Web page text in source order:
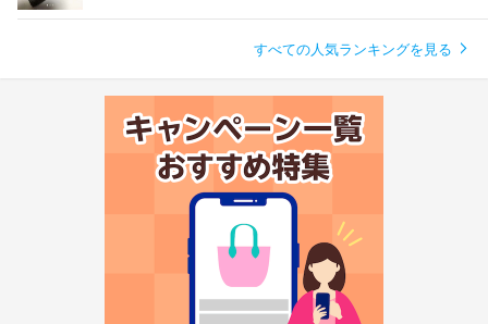
すべての人気ランキングを見る